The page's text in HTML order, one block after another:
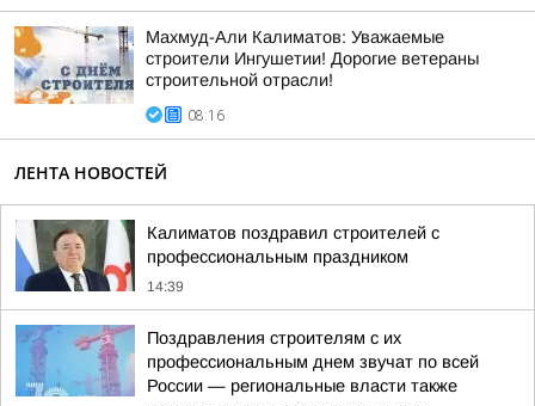
Махмуд-Али Калиматов: Уважаемые
строители Ингушетии! Дорогие ветераны
строительной отрасли!
08:16
ЛЕНТА НОВОСТЕЙ
Калиматов поздравил строителей с
профессиональным праздником
14:39
Поздравления строителям с их
профессиональным днем звучат по всей
России — региональные власти также